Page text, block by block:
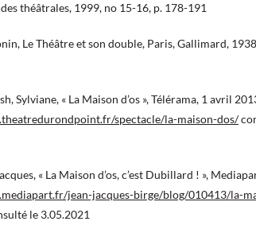
théâtrales, 1999, no 15-16, p. 178-191
Le Théâtre et son double, Paris, Gallimard,
Sylviane, « La Maison d’os », Télérama, 1 avril
spectacle/la-maison-dos/
« La Maison d’os, c’est Dubillard ! »,
jean-jacques-birge/blog/010413/la-
le 3.05.2021